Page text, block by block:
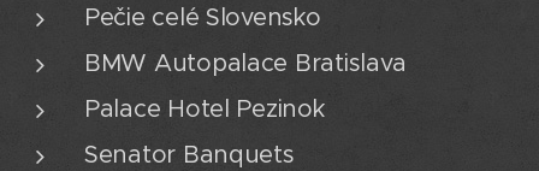
Pečie celé Slovensko
BMW Autopalace Bratislava
Palace Hotel Pezinok
Senator Banquets